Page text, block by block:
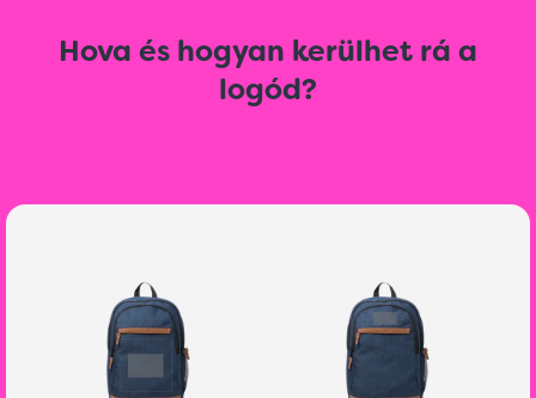
Hova és hogyan kerülhet rá a
logód?